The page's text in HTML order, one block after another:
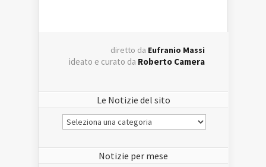
diretto da Eufranio Massi
ideato e curato da Roberto Camera
Le Notizie del sito
Le
Notizie
Notizie per mese